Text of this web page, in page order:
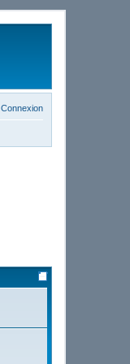
Connexion